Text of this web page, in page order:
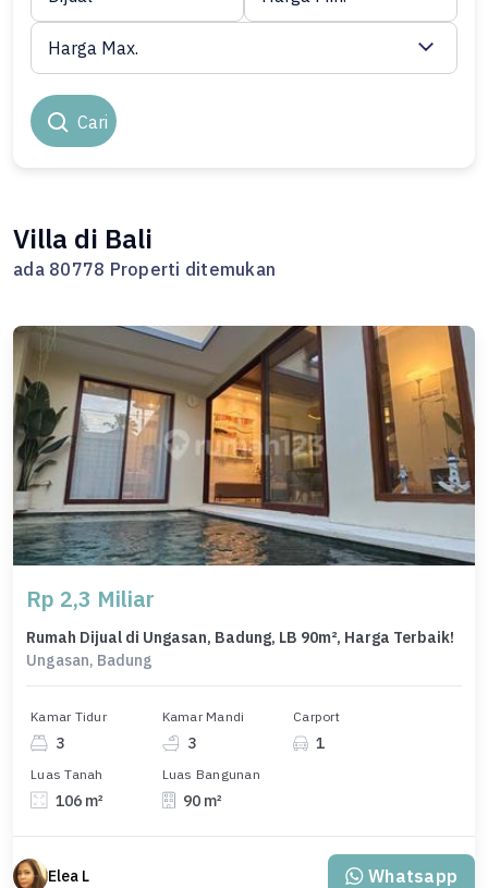
Cari
Harga Max.
Villa di Bali
ada 80778 Properti ditemukan
Rp 2,3 Miliar
Rumah Dijual di Ungasan, Badung, LB 90m², Harga Terbaik!
Ungasan, Badung
Kamar Tidur
3
Kamar Mandi
3
Carport
1
Luas Tanah
106 m²
Luas Bangunan
90 m²
Elea L Whatsapp